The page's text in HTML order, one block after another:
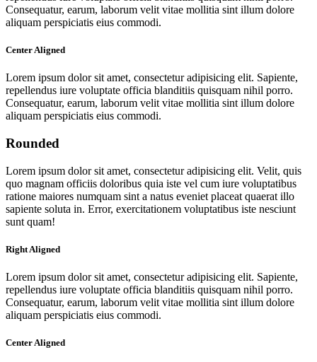
Consequatur, earum, laborum velit vitae mollitia sint illum dolore
aliquam perspiciatis eius commodi.
Center Aligned
Lorem ipsum dolor sit amet, consectetur adipisicing elit. Sapiente,
repellendus iure voluptate officia blanditiis quisquam nihil porro.
Consequatur, earum, laborum velit vitae mollitia sint illum dolore
aliquam perspiciatis eius commodi.
Rounded
Lorem ipsum dolor sit amet, consectetur adipisicing elit. Velit, quis
quo magnam officiis doloribus quia iste vel cum iure voluptatibus
ratione maiores numquam sint a natus eveniet placeat quaerat illo
sapiente soluta in. Error, exercitationem voluptatibus iste nesciunt
sunt quam!
Right Aligned
Lorem ipsum dolor sit amet, consectetur adipisicing elit. Sapiente,
repellendus iure voluptate officia blanditiis quisquam nihil porro.
Consequatur, earum, laborum velit vitae mollitia sint illum dolore
aliquam perspiciatis eius commodi.
Center Aligned